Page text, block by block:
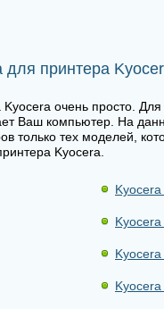
для принтера
очень просто.
Ваш компьютер. На
только тех моделей,
Kyocera.